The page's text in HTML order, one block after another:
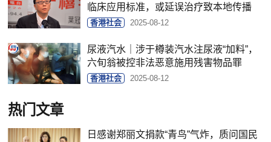
临床应用标准，或延误治疗致本地传播
香港社会 2025-08-12
尿液汽水｜涉于樽装汽水注尿液“加料”，
六旬翁被控非法恶意施用残害物品罪
香港社会 2025-08-12
热门文章
日感谢郑丽文捐款“青鸟”气炸，质问国民